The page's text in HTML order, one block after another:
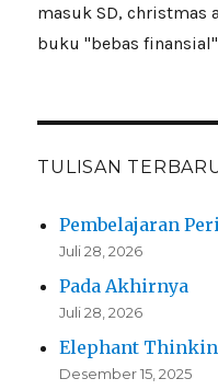
masuk SD, christmas
buku "bebas
TULISAN
Pembelajaran
Juli 28, 2026
Pada Akhirnya
Juli 28, 2026
Elephant
Desember 15, 2025